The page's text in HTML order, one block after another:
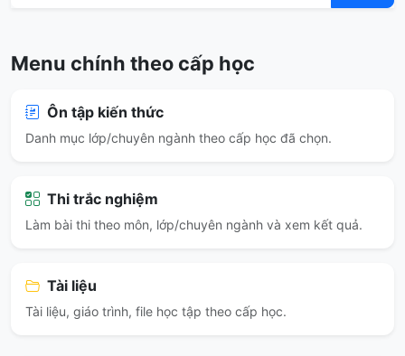
Menu chính theo cấp học
Ôn tập kiến thức
Danh mục lớp/chuyên ngành theo cấp học đã chọn.
Thi trắc nghiệm
Làm bài thi theo môn, lớp/chuyên ngành và xem kết quả.
Tài liệu
Tài liệu, giáo trình, file học tập theo cấp học.